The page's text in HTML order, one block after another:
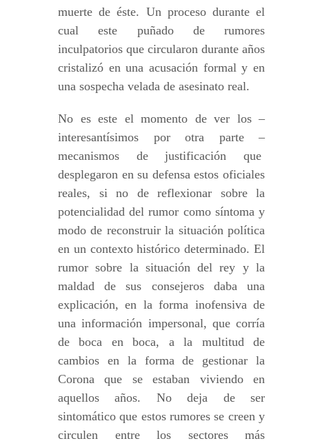
muerte de éste. Un proceso durante el
cual este puñado de rumores
inculpatorios que circularon durante años
cristalizó en una acusación formal y en
una sospecha velada de asesinato real.
No es este el momento de ver los –
interesantísimos por otra parte –
mecanismos de justificación que
desplegaron en su defensa estos oficiales
reales, si no de reflexionar sobre la
potencialidad del rumor como síntoma y
modo de reconstruir la situación política
en un contexto histórico determinado. El
rumor sobre la situación del rey y la
maldad de sus consejeros daba una
explicación, en la forma inofensiva de
una información impersonal, que corría
de boca en boca, a la multitud de
cambios en la forma de gestionar la
Corona que se estaban viviendo en
aquellos años. No deja de ser
sintomático que estos rumores se creen y
circulen entre los sectores más